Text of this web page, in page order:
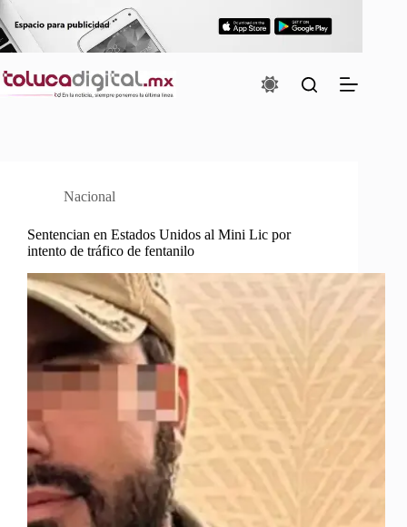
Saltar
al
contenido
Nacional
Sentencian en Estados Unidos al Mini Lic por
intento de tráfico de fentanilo